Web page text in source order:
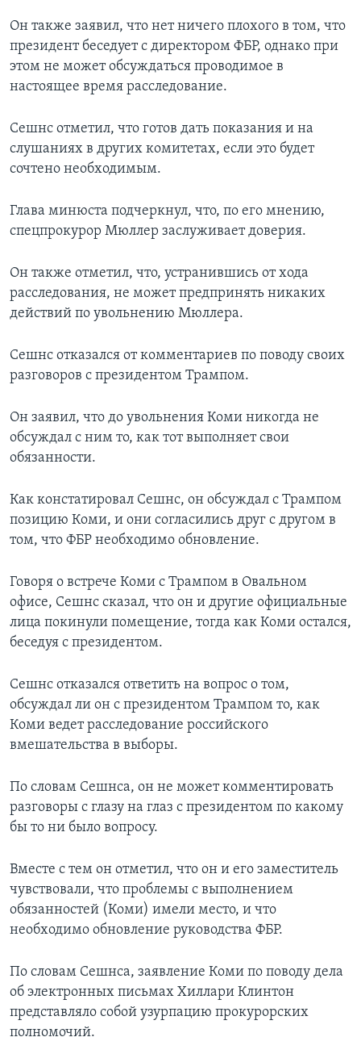
Он также заявил, что нет ничего плохого в том, что
президент беседует с директором ФБР, однако при
этом не может обсуждаться проводимое в
настоящее время расследование.
Сешнс отметил, что готов дать показания и на
слушаниях в других комитетах, если это будет
сочтено необходимым.
Глава минюста подчеркнул, что, по его мнению,
спецпрокурор Мюллер заслуживает доверия.
Он также отметил, что, устранившись от хода
расследования, не может предпринять никаких
действий по увольнению Мюллера.
Сешнс отказался от комментариев по поводу своих
разговоров с президентом Трампом.
Он заявил, что до увольнения Коми никогда не
обсуждал с ним то, как тот выполняет свои
обязанности.
Как констатировал Сешнс, он обсуждал с Трампом
позицию Коми, и они согласились друг с другом в
том, что ФБР необходимо обновление.
Говоря о встрече Коми с Трампом в Овальном
офисе, Сешнс сказал, что он и другие официальные
лица покинули помещение, тогда как Коми остался,
беседуя с президентом.
Сешнс отказался ответить на вопрос о том,
обсуждал ли он с президентом Трампом то, как
Коми ведет расследование российского
вмешательства в выборы.
По словам Сешнса, он не может комментировать
разговоры с глазу на глаз с президентом по какому
бы то ни было вопросу.
Вместе с тем он отметил, что он и его заместитель
чувствовали, что проблемы с выполнением
обязанностей (Коми) имели место, и что
необходимо обновление руководства ФБР.
По словам Сешнса, заявление Коми по поводу дела
об электронных письмах Хиллари Клинтон
представляло собой узурпацию прокурорских
полномочий.